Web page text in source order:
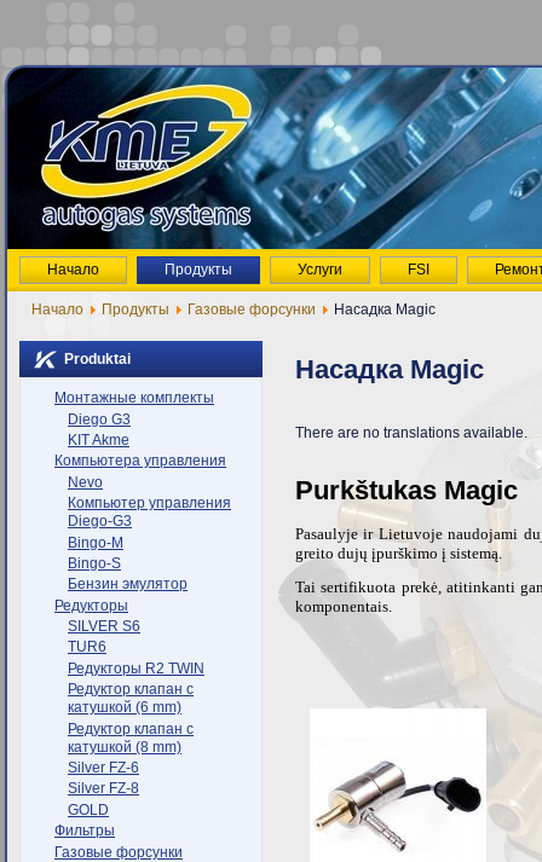
Начало Продукты Услуги FSI
Начало Продукты Газовые форсунки Насадка Magic
Produktai
Монтажные комплекты
Diego G3
KIT Akme
Компьютера управления
Nevo
Компьютер управления
Diego-G3
Bingo-M
Bingo-S
Бензин эмулятор
Редукторы
SILVER S6
TUR6
Редукторы R2 TWIN
Редуктор клапан с
катушкой (6 mm)
Редуктор клапан с
катушкой (8 mm)
Silver FZ-6
Silver FZ-8
GOLD
Фильтры
Газовые форсунки
Насадка Magic
There are no translations available.
Purkštukas Magic
Pasaulyje ir Lietuvoje naudojami
greito dujų įpurškimo į sistemą.
Tai sertifikuota prekė, atitinkanti
komponentais.